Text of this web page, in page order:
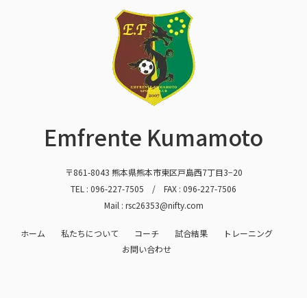
Emfrente Kumamoto
〒861-8043 熊本県熊本市東区戸島西7丁目3−20
TEL : 096-227-7505 / FAX : 096-227-7506
Mail : rsc26353@nifty.com
ホーム 私たちについて コーチ 試合結果
トレーニング
お問い合わせ